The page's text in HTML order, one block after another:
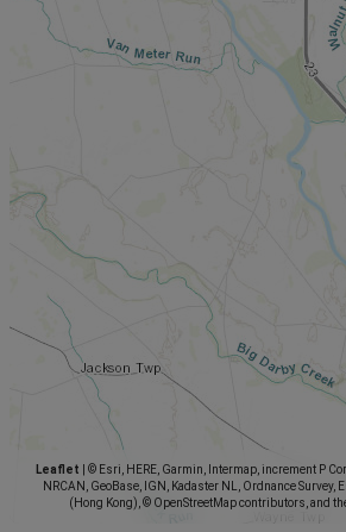
Leaflet
© Esri, HERE, Garmin, Intermap, increment P
NRCAN, GeoBase, IGN, Kadaster NL, Ordnance Survey,
(Hong Kong), © OpenStreetMap contributors, and